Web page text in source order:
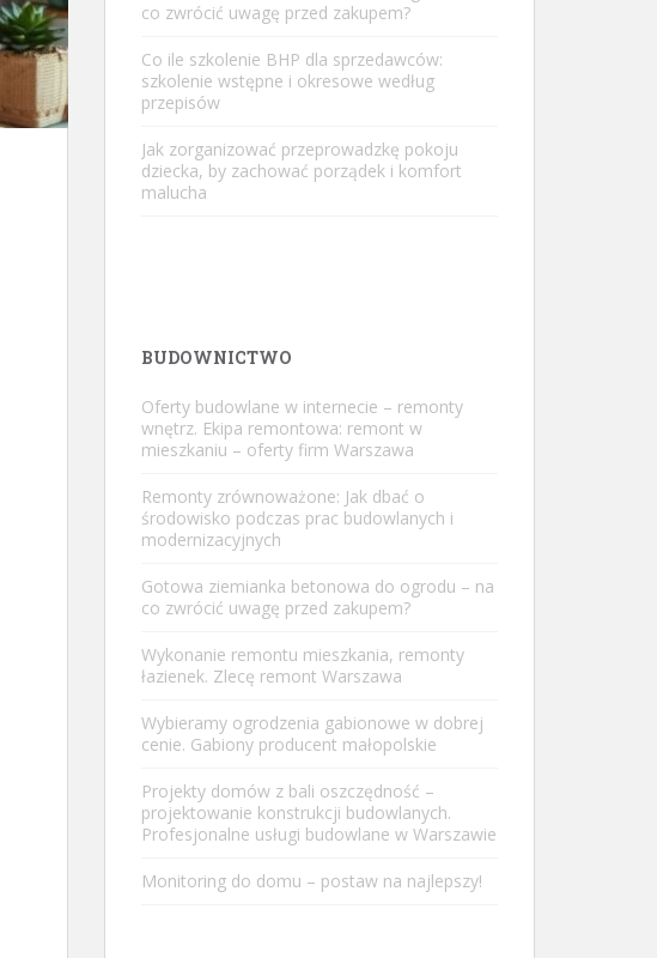
co zwrócić uwagę przed zakupem?
Co ile szkolenie BHP dla sprzedawców:
szkolenie wstępne i okresowe według
przepisów
Jak zorganizować przeprowadzkę pokoju
dziecka, by zachować porządek i komfort
malucha
BUDOWNICTWO
Oferty budowlane w internecie – remonty
wnętrz. Ekipa remontowa: remont w
mieszkaniu – oferty firm Warszawa
Remonty zrównoważone: Jak dbać o
środowisko podczas prac budowlanych i
modernizacyjnych
Gotowa ziemianka betonowa do ogrodu – na
co zwrócić uwagę przed zakupem?
Wykonanie remontu mieszkania, remonty
łazienek. Zlecę remont Warszawa
Wybieramy ogrodzenia gabionowe w dobrej
cenie. Gabiony producent małopolskie
Projekty domów z bali oszczędność –
projektowanie konstrukcji budowlanych.
Profesjonalne usługi budowlane w Warszawie
Monitoring do domu – postaw na najlepszy!